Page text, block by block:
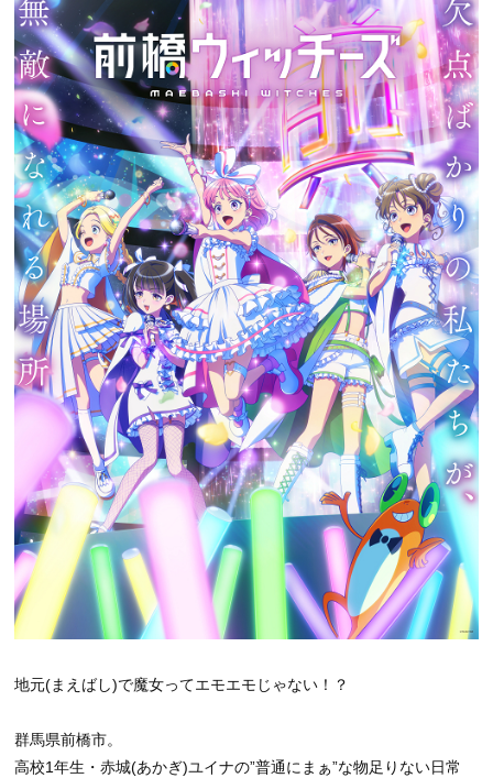
地元(まえばし)で魔女ってエモエモじゃない！？
群馬県前橋市。
高校1年生・赤城(あかぎ)ユイナの”普通にまぁ”な物足りない日常